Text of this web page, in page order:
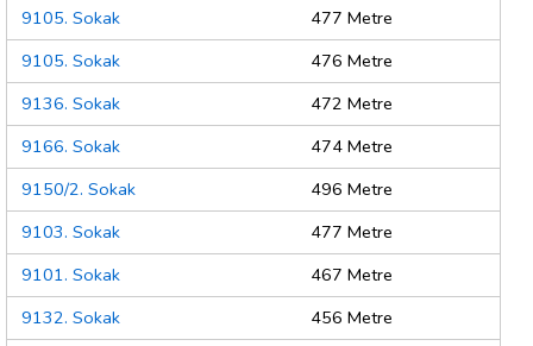
9105. Sokak
477 Metre
9105. Sokak
476 Metre
9136. Sokak
472 Metre
9166. Sokak
474 Metre
9150/2. Sokak
496 Metre
9103. Sokak
477 Metre
9101. Sokak
467 Metre
9132. Sokak
456 Metre